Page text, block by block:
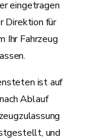
eingetragen
Direktion für
Ihr Fahrzeug
ist auf
Ablauf
und